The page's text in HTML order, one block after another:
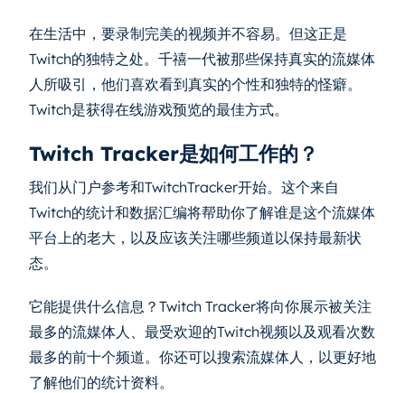
在生活中，要录制完美的视频并不容易。但这正是
Twitch的独特之处。千禧一代被那些保持真实的流媒体
人所吸引，他们喜欢看到真实的个性和独特的怪癖。
Twitch是获得在线游戏预览的最佳方式。
Twitch Tracker是如何工作的？
我们从门户参考和TwitchTracker开始。这个来自
Twitch的统计和数据汇编将帮助你了解谁是这个流媒体
平台上的老大，以及应该关注哪些频道以保持最新状
态。
它能提供什么信息？Twitch Tracker将向你展示被关注
最多的流媒体人、最受欢迎的Twitch视频以及观看次数
最多的前十个频道。你还可以搜索流媒体人，以更好地
了解他们的统计资料。